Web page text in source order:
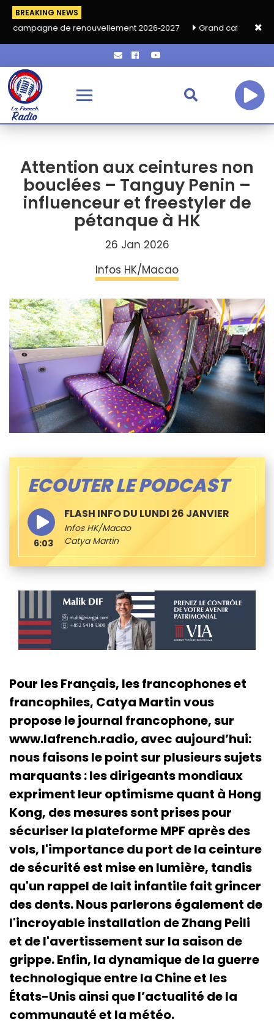
BREAKING NEWS
de renouvellement 2026‑2027 Grand café de rentrée HKA le
Attention aux ceintures non
bouclées – Tanguy Penin –
influenceur et freestyler de
pétanque à HK
26 Jan 2026
Infos HK/Macao
ECOUTER LE PODCAST
FLASH INFO DU LUNDI 26 JANVIER
Infos HK/Macao
Catya Martin
6:03
Pour les Français, les francophones et
francophiles, Catya Martin vous
propose le journal francophone, sur
www.lafrench.radio, avec aujourd’hui:
nous faisons le point sur plusieurs sujets
marquants : les dirigeants mondiaux
expriment leur optimisme quant à Hong
Kong, des mesures sont prises pour
sécuriser la plateforme MPF après des
vols, l'importance du port de la ceinture
de sécurité est mise en lumière, tandis
qu'un rappel de lait infantile fait grincer
des dents. Nous parlerons également de
l'incroyable installation de Zhang Peili
et de l'avertissement sur la saison de
grippe. Enfin, la dynamique de la guerre
technologique entre la Chine et les
États-Unis ainsi que l’actualité de la
communauté et la météo.